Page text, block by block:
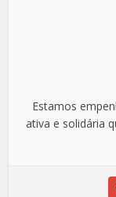
Estamos
ativa e solidária